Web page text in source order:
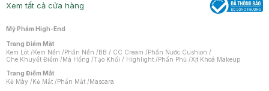
Xem tất cả cửa hàng
Mỹ Phẩm High-End
Trang Điểm Mặt
Kem Lót /Kem Nền /Phấn Nền /BB / CC Cream /Phấn Nước Cushion /
Che Khuyết Điểm /Má Hồng /Tạo Khối / Highlight /Phấn Phủ /Xịt Khoá Makeup
Trang Điểm Mắt
Kẻ Mày /Kẻ Mắt /Phấn Mắt /Mascara